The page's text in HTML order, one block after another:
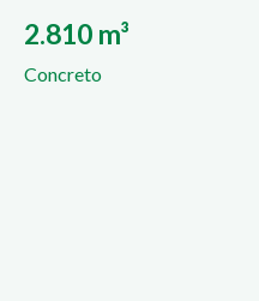
2.810 m³
Concreto